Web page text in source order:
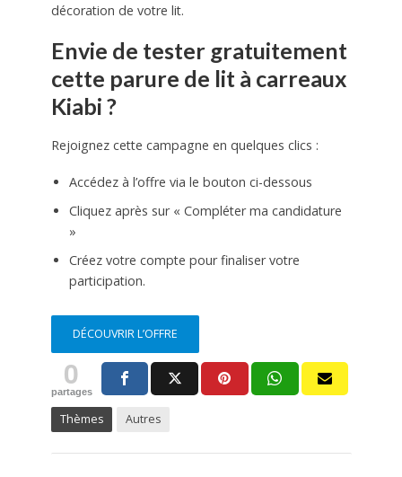
décoration de votre lit.
Envie de tester gratuitement
cette parure de lit à carreaux
Kiabi ?
Rejoignez cette campagne en quelques clics :
Accédez à l’offre via le bouton ci-dessous
Cliquez après sur « Compléter ma candidature
»
Créez votre compte pour finaliser votre
participation.
DÉCOUVRIR L’OFFRE
0
partages
Thèmes Autres